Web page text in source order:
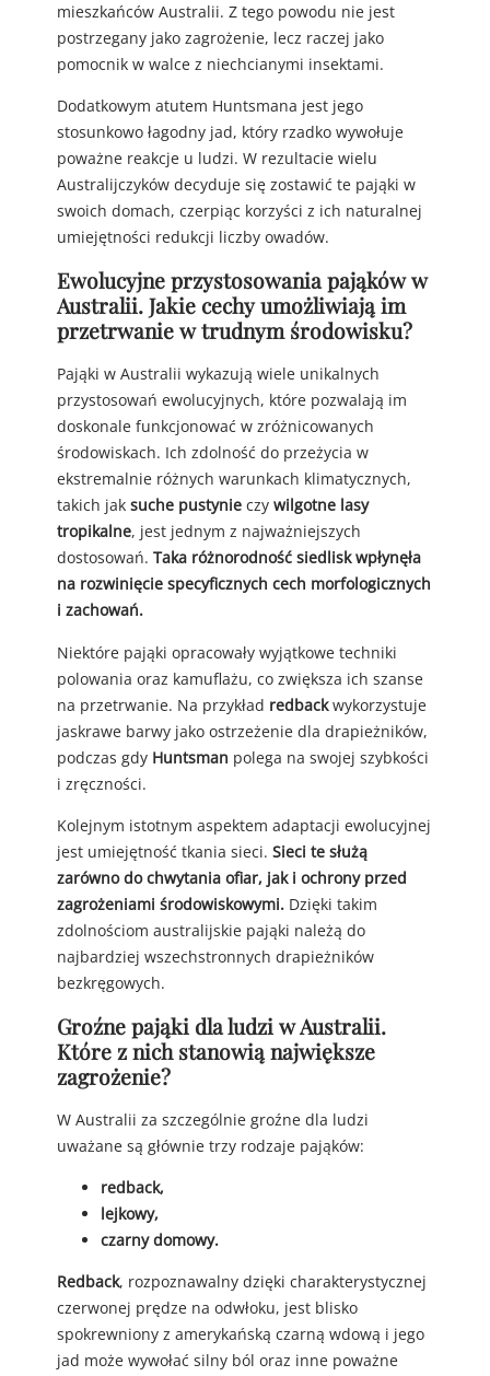
mieszkańców Australii. Z tego powodu nie jest
postrzegany jako zagrożenie, lecz raczej jako
pomocnik w walce z niechcianymi insektami.
Dodatkowym atutem Huntsmana jest jego
stosunkowo łagodny jad, który rzadko wywołuje
poważne reakcje u ludzi. W rezultacie wielu
Australijczyków decyduje się zostawić te pająki w
swoich domach, czerpiąc korzyści z ich naturalnej
umiejętności redukcji liczby owadów.
Ewolucyjne przystosowania pająków w
Australii. Jakie cechy umożliwiają im
przetrwanie w trudnym środowisku?
Pająki w Australii wykazują wiele unikalnych
przystosowań ewolucyjnych, które pozwalają im
doskonale funkcjonować w zróżnicowanych
środowiskach. Ich zdolność do przeżycia w
ekstremalnie różnych warunkach klimatycznych,
takich jak suche pustynie czy wilgotne lasy
tropikalne, jest jednym z najważniejszych
dostosowań. Taka różnorodność siedlisk wpłynęła
na rozwinięcie specyficznych cech morfologicznych
i zachowań.
Niektóre pająki opracowały wyjątkowe techniki
polowania oraz kamuflażu, co zwiększa ich szanse
na przetrwanie. Na przykład redbackwykorzystuje
jaskrawe barwy jako ostrzeżenie dla drapieżników,
podczas gdy Huntsman polega na swojej szybkości
i zręczności.
Kolejnym istotnym aspektem adaptacji ewolucyjnej
jest umiejętność tkania sieci. Sieci te służą
zarówno do chwytania ofiar, jak i ochrony przed
zagrożeniami środowiskowymi. Dzięki takim
zdolnościom australijskie pająki należą do
najbardziej wszechstronnych drapieżników
bezkręgowych.
Groźne pająki dla ludzi w Australii.
Które z nich stanowią największe
zagrożenie?
W Australii za szczególnie groźne dla ludzi
uważane są głównie trzy rodzaje pająków:
redback,
lejkowy,
czarny domowy.
Redback, rozpoznawalny dzięki charakterystycznej
czerwonej prędze na odwłoku, jest blisko
spokrewniony z amerykańską czarną wdową i jego
jad może wywołać silny ból oraz inne poważne